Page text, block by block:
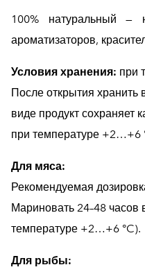
100% натуральный —
ароматизаторов,
Условия хранения: при
После открытия хранить
виде продукт сохраняет
при температуре +2…+6
Для мяса:
Рекомендуемая
Мариновать 24–48 часов
температуре +2…+6 °C).
Для рыбы: